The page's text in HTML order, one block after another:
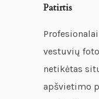
Patirtis
vestuvių
netikėtas
apšvietimo